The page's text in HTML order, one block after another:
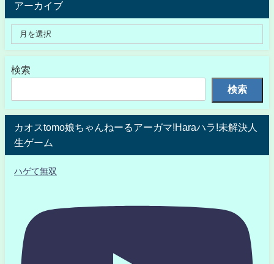
アーカイブ
検索
検索
カオスtomo娘ちゃんねーるアーガマ!Haraハラ!未解決人
生ゲーム
ハゲて無双